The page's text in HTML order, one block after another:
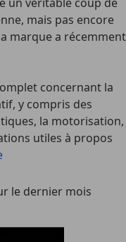
mais pas encore
marque a récemment
concernant la
y compris des
la motorisation,
utiles à propos
le dernier mois